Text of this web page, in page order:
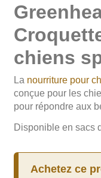
chiens
La nourriture pour
conçue pour les
pour répondre aux
Disponible en sacs
Achetez ce